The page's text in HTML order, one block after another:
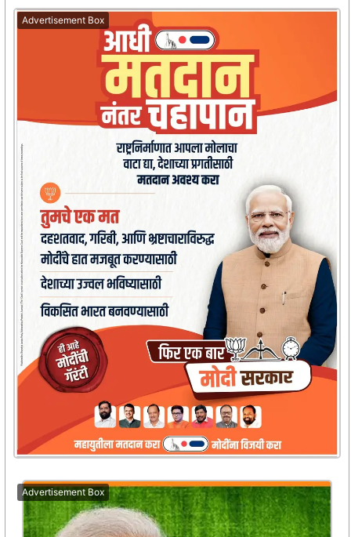
Advertisement Box
Advertisement Box